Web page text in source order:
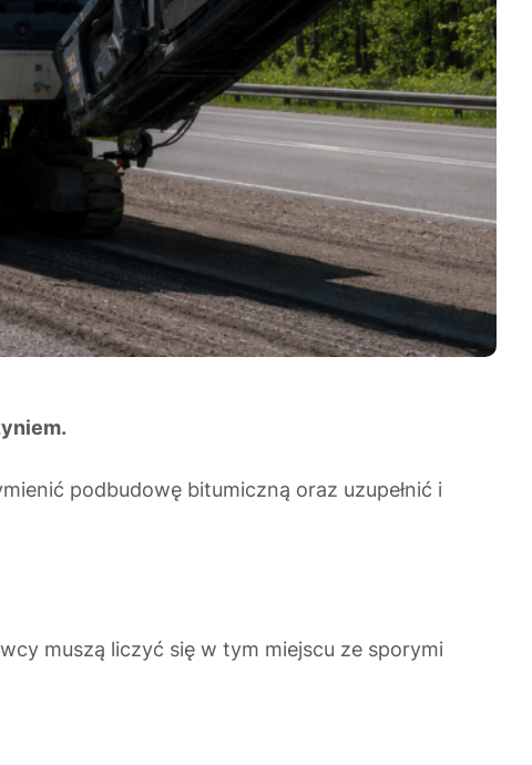
podbudowę bitumiczną oraz uzupełnić i
muszą liczyć się w tym miejscu ze sporymi